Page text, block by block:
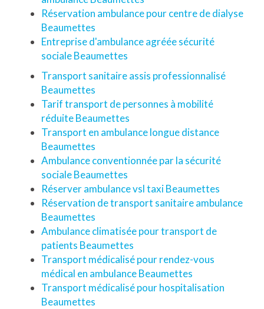
Réservation ambulance pour centre de dialyse
Beaumettes
Entreprise d'ambulance agréée sécurité
sociale Beaumettes
Transport sanitaire assis professionnalisé
Beaumettes
Tarif transport de personnes à mobilité
réduite Beaumettes
Transport en ambulance longue distance
Beaumettes
Ambulance conventionnée par la sécurité
sociale Beaumettes
Réserver ambulance vsl taxi Beaumettes
Réservation de transport sanitaire ambulance
Beaumettes
Ambulance climatisée pour transport de
patients Beaumettes
Transport médicalisé pour rendez-vous
médical en ambulance Beaumettes
Transport médicalisé pour hospitalisation
Beaumettes